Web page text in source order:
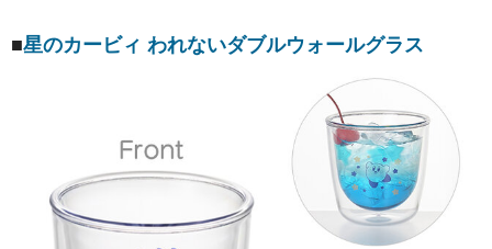
■星のカービィ われないダブルウォールグラス